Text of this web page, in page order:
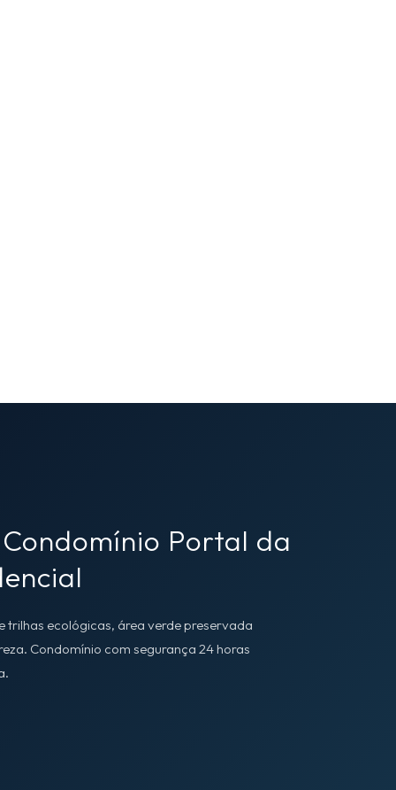
Portal da
trilhas ecológicas, área verde preservada
Condomínio com segurança 24 horas